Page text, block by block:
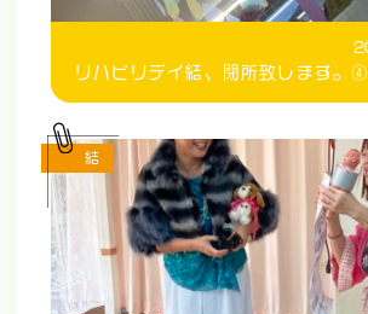
リハビリデイ結、閉所致します。④
結